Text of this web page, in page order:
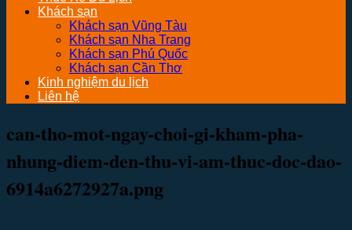
Khách sạn
Khách sạn Vũng Tàu
Khách sạn Nha Trang
Khách sạn Phú Quốc
Khách sạn Cần Thơ
Kinh nghiệm du lịch
Liên hệ
can-tho-mot-ngay-choi-gi-kham-pha-
nhung-diem-den-thu-vi-am-thuc-doc-dao-
6914a6272927a.png